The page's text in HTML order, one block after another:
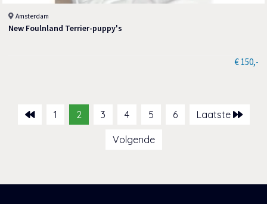
Amsterdam
New Foulnland Terrier-puppy's
€ 150,-
1 2 3 4 5 6 Laatste
Volgende